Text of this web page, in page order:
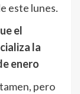
este lunes.
el
la
enero
pero